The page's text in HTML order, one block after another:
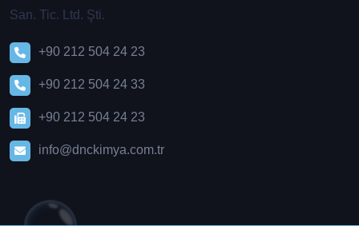
San. Tic. Ltd. Şti.
+90 212 504 24 23
+90 212 504 24 33
+90 212 504 24 23
info@dnckimya.com.tr